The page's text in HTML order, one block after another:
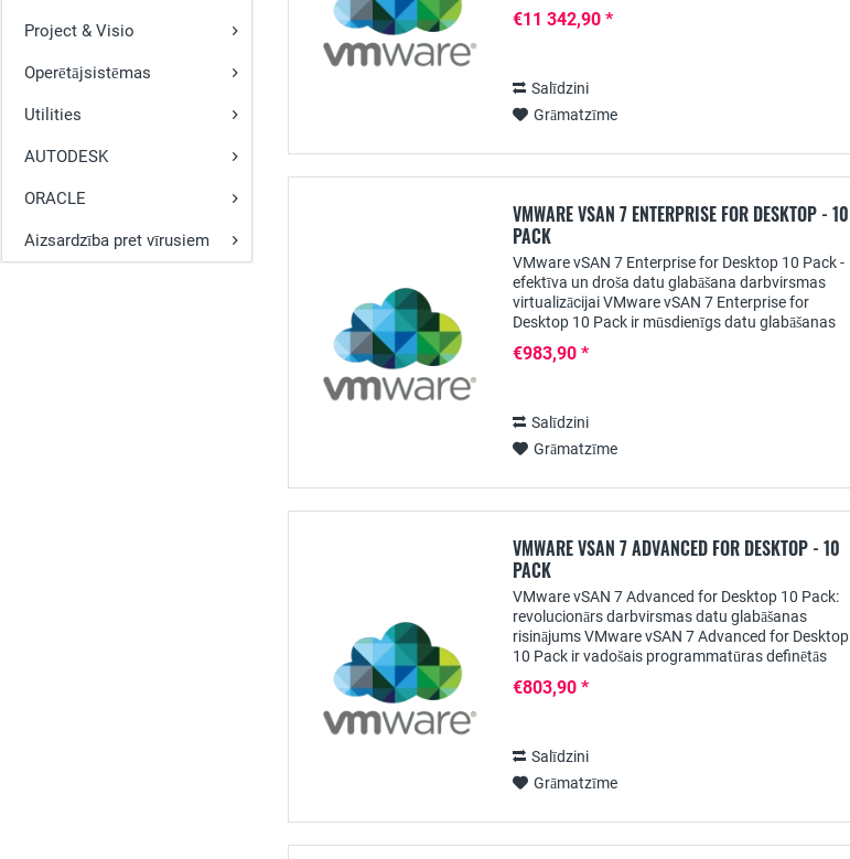
Project & Visio
Operētājsistēmas
Utilities
AUTODESK
ORACLE
Aizsardzība pret vīrusiem
aprakstā...
€11 342,90 *
Salīdzini
Grāmatzīme
VMWARE VSAN 7 ENTERPRISE FOR DESKTOP - 10
PACK
VMware vSAN 7 Enterprise for Desktop 10 Pack -
efektīva un droša datu glabāšana darbvirsmas
virtualizācijai VMware vSAN 7 Enterprise for
Desktop 10 Pack ir mūsdienīgs datu glabāšanas
€983,90 *
Salīdzini
Grāmatzīme
VMWARE VSAN 7 ADVANCED FOR DESKTOP - 10
PACK
VMware vSAN 7 Advanced for Desktop 10 Pack:
revolucionārs darbvirsmas datu glabāšanas
risinājums VMware vSAN 7 Advanced for Desktop
10 Pack ir vadošais programmatūras definētās
darbvirsmas...
€803,90 *
Salīdzini
Grāmatzīme